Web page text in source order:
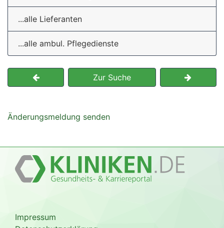
...alle Lieferanten
...alle ambul. Pflegedienste
Zur Suche
Änderungsmeldung senden
Impressum